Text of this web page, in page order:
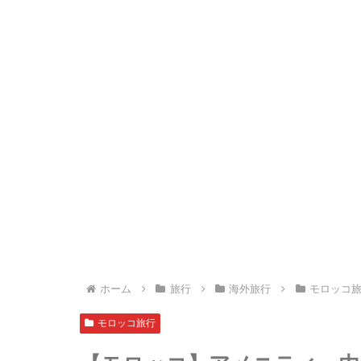
ホーム 旅行 海外旅行 モロッコ
モロッコ旅行